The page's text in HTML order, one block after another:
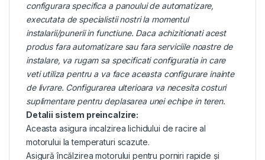
configurara specifica a panoului de automatizare,
executata de specialistii nostri la momentul
instalarii/punerii in functiune. Daca achizitionati acest
produs fara automatizare sau fara serviciile noastre de
instalare, va rugam sa specificati configuratia in care
veti utiliza pentru a va face aceasta configurare inainte
de livrare. Configurarea ulterioara va necesita costuri
suplimentare pentru deplasarea unei echipe in teren.
Detalii sistem preincalzire:
Aceasta asigura incalzirea lichidului de racire al
motorului la temperaturi scazute.
Asigură încălzirea motorului pentru porniri rapide și